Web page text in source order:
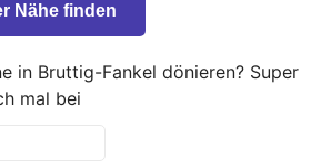
Nähe finden
in Bruttig-Fankel dönieren? Super
mal bei